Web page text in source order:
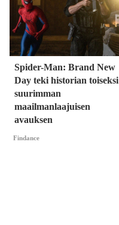
Spider-Man: Brand New
Day teki historian toiseksi
suurimman
maailmanlaajuisen
avauksen
Findance